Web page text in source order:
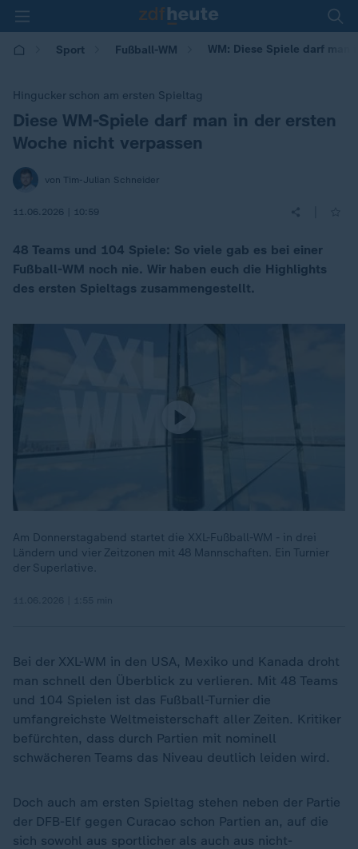
Sport Fußball-WM WM: Diese Spiele darf man
Hingucker schon am ersten Spieltag
:Diese WM-Spiele darf man in der ersten
Woche nicht verpassen
von Tim-Julian Schneider
11.06.2026 | 10:59
48 Teams und 104 Spiele: So viele gab es bei einer
Fußball-WM noch nie. Wir haben euch die Highlights
des ersten Spieltags zusammengestellt.
Am Donnerstagabend startet die XXL-Fußball-WM - in drei
Ländern und vier Zeitzonen mit 48 Mannschaften. Ein Turnier
der Superlative.
Bei der XXL-WM in den USA, Mexiko und Kanada droht
man schnell den Überblick zu verlieren. Mit 48 Teams
und 104 Spielen ist das Fußball-Turnier die
umfangreichste Weltmeisterschaft aller Zeiten. Kritiker
befürchten, dass durch Partien mit nominell
schwächeren Teams das Niveau deutlich leiden wird.
Doch auch am ersten Spieltag stehen neben der Partie
der DFB-Elf gegen Curacao schon Partien an, auf die
sich sowohl aus sportlicher als auch aus nicht-